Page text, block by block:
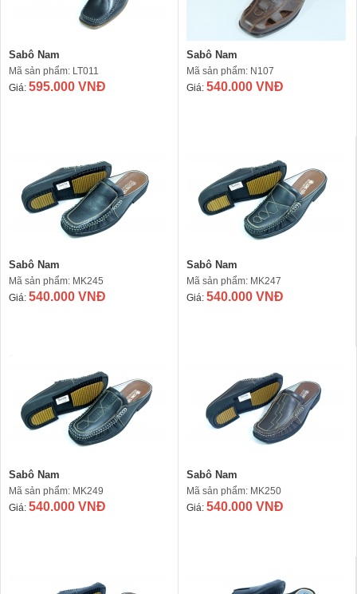
Sabô Nam
Mã sản phẩm: LT011
Giá: 595.000 VNĐ
Sabô Nam
Mã sản phẩm: N107
Giá: 540.000 VNĐ
Sabô Nam
Mã sản phẩm: MK245
Giá: 540.000 VNĐ
Sabô Nam
Mã sản phẩm: MK247
Giá: 540.000 VNĐ
Sabô Nam
Mã sản phẩm: MK249
Giá: 540.000 VNĐ
Sabô Nam
Mã sản phẩm: MK250
Giá: 540.000 VNĐ